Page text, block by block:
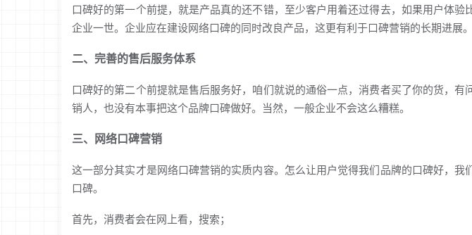
口碑好的第一个前提，就是产品真的还不错，至少客户用着还过得去，如果用户体
企业一世。企业应在建设网络口碑的同时改良产品，这更有利于口碑营销的长期进展。
二、完善的售后服务体系
口碑好的第二个前提就是售后服务好，咱们就说的通俗一点，消费者买了你的货，
销人，也没有本事把这个品牌口碑做好。当然，一般企业不会这么糟糕。
三、网络口碑营销
这一部分其实才是网络口碑营销的实质内容。怎么让用户觉得我们品牌的口碑好，
口碑。
首先，消费者会在网上看，搜索；